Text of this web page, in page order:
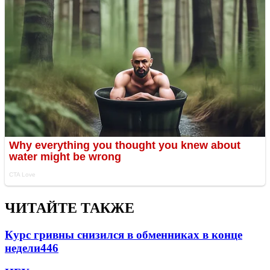
ЧИТАЙТЕ ТАКЖЕ
Курс гривны снизился в обменниках в конце
недели446